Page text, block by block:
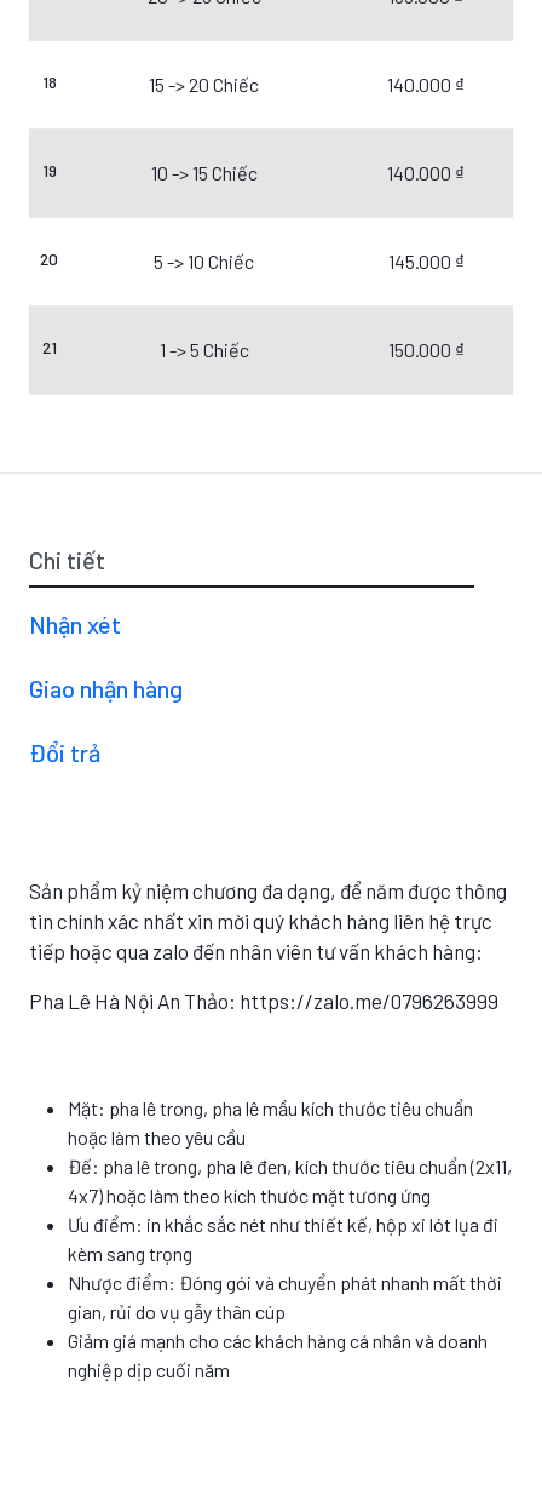
18 15 -> 20 Chiếc 140.000 ₫
19 10 -> 15 Chiếc 140.000 ₫
20 5 -> 10 Chiếc 145.000 ₫
21 1 -> 5 Chiếc 150.000 ₫
Chi tiết
Nhận xét
Giao nhận hàng
Đổi trả
Sản phẩm kỷ niệm chương đa dạng, để năm được thông
tin chính xác nhất xin mời quý khách hàng liên hệ trực
tiếp hoặc qua zalo đến nhân viên tư vấn khách hàng:
Pha Lê Hà Nội An Thảo: https://zalo.me/0796263999
Mặt: pha lê trong, pha lê mầu kích thước tiêu chuẩn
hoặc làm theo yêu cầu
Đế: pha lê trong, pha lê đen, kích thước tiêu chuẩn (2x11,
4x7) hoặc làm theo kích thước mặt tương ứng
Ưu điểm: in khắc sắc nét như thiết kế, hộp xi lót lụa đi
kèm sang trọng
Nhược điểm: Đóng gói và chuyển phát nhanh mất thời
gian, rủi do vụ gẫy thân cúp
Giảm giá mạnh cho các khách hàng cá nhân và doanh
nghiệp dịp cuối năm